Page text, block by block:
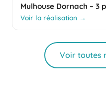
Mulhouse Dornach – 3
Voir la réalisation →
Voir toutes